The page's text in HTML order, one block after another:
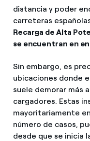
distancia y poder
carreteras
Recarga de Alta
se encuentran en
Sin embargo, es
ubicaciones donde
suele demorar más
cargadores. Estas
mayoritariamente
número de casos,
desde que se inicia